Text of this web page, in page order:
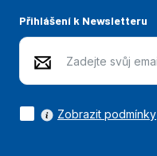
Přihlášení k Newsletteru
Zobrazit podmínky